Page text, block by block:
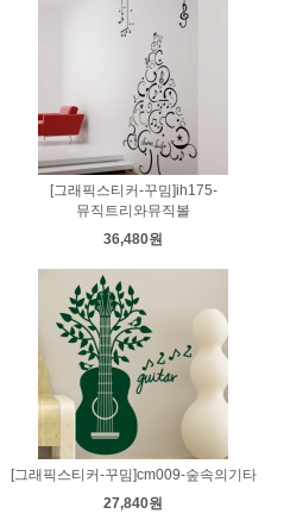
[그래픽스티커-꾸밈]ih175-
뮤직트리와뮤직볼
36,480원
[그래픽스티커-꾸밈]cm009-숲속의기타
27,840원